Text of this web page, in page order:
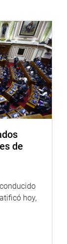
del video
sobre la
Defensa del
argumentos
de
de
hoy,